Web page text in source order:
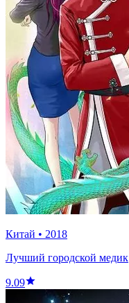
Китай • 2018
Лучший городской медик
9.09